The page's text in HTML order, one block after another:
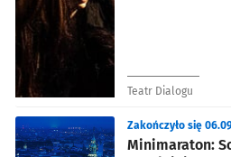
Teatr Dialogu
Minimaraton:
Zakończyło się